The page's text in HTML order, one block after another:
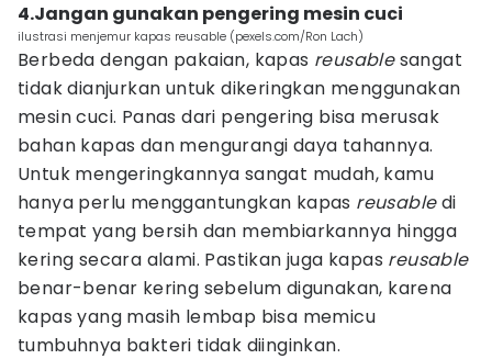
4.Jangan gunakan pengering mesin cuci
ilustrasi menjemur kapas reusable (pexels.com/Ron Lach)
Berbeda dengan pakaian, kapas reusablesangat
tidak dianjurkan untuk dikeringkan menggunakan
mesin cuci. Panas dari pengering bisa merusak
bahan kapas dan mengurangi daya tahannya.
Untuk mengeringkannya sangat mudah, kamu
hanya perlu menggantungkan kapas reusabledi
tempat yang bersih dan membiarkannya hingga
kering secara alami. Pastikan juga kapas reusable
benar-benar kering sebelum digunakan, karena
kapas yang masih lembap bisa memicu
tumbuhnya bakteri tidak diinginkan.